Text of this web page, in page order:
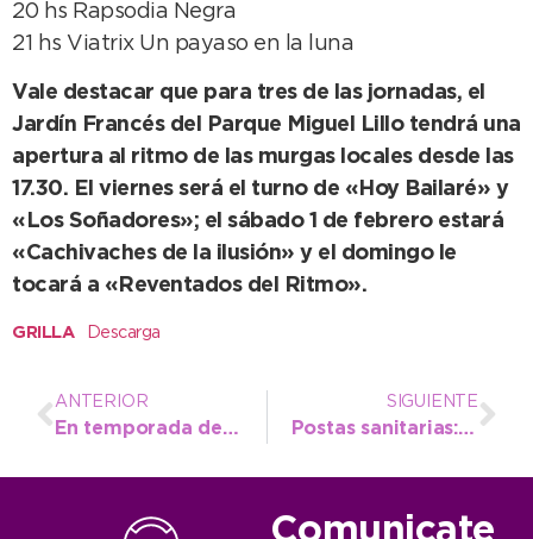
20 hs Rapsodia Negra
21 hs Viatrix Un payaso en la luna
Vale destacar que para tres de las jornadas, el
Jardín Francés del Parque Miguel Lillo tendrá una
apertura al ritmo de las murgas locales desde las
17.30. El viernes será el turno de «Hoy Bailaré» y
«Los Soñadores»; el sábado 1 de febrero estará
«Cachivaches de la ilusión» y el domingo le
tocará a «Reventados del Ritmo».
GRILLA Descarga
ANTERIOR
En temporada de alacranes, Bromatología brinda consejos para identificarlos
SIGUIENTE
Postas sanitarias: cuáles son los tres puntos donde se atiende al público en verano
Comunicate